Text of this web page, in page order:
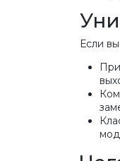
Если